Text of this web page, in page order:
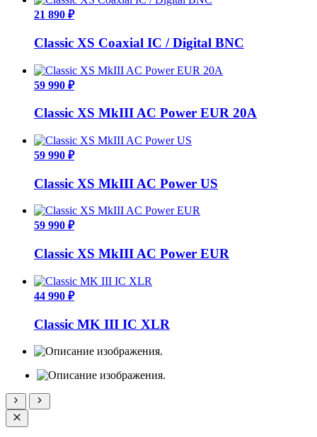
21 890 ₽
Classic XS Coaxial IC / Digital BNC
59 990 ₽
Classic XS MkIII AC Power EUR 20A
59 990 ₽
Classic XS MkIII AC Power US
59 990 ₽
Classic XS MkIII AC Power EUR
44 990 ₽
Classic MK III IC XLR